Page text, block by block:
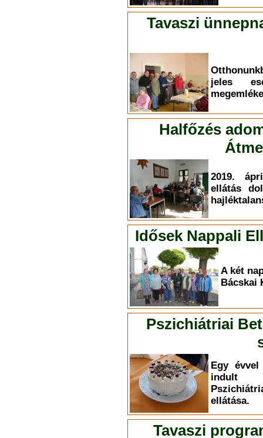
Tavaszi
jeles
Halfőzés
2019.
ellátás
Idősek Nappali
A két
Bácskai
Pszichiátriai
Egy évvel
indult
ellátása.
Tavaszi